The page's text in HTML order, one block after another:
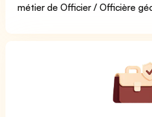
métier de Officier / Officière